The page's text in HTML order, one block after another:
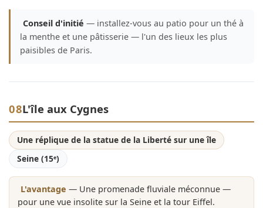
Conseil d'initié — installez-vous au patio pour un thé à
la menthe et une pâtisserie — l'un des lieux les plus
paisibles de Paris.
08L'île aux Cygnes
Une réplique de la statue de la Liberté sur une île
Seine (15ᵉ)
L'avantage — Une promenade fluviale méconnue —
pour une vue insolite sur la Seine et la tour Eiffel.